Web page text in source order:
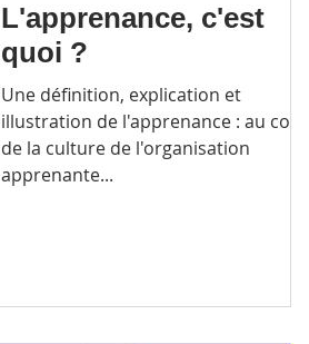
L'apprenance, c'est
quoi ?
Une définition, explication et
illustration de l'apprenance : au coeur
de la culture de l'organisation
apprenante...